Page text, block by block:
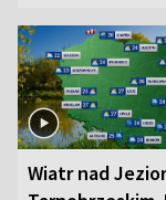
Wiatr nad